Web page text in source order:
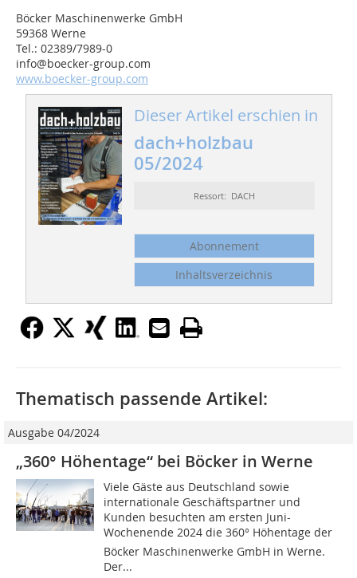
Böcker Maschinenwerke GmbH
59368 Werne
Tel.: 02389/7989-0
info@boecker-group.com
www.boecker-group.com
Dieser Artikel erschien in
dach+holzbau
05/2024
Ressort: DACH
Abonnement
Inhaltsverzeichnis
Thematisch passende Artikel:
Ausgabe 04/2024
„360° Höhentage“ bei Böcker in Werne
Viele Gäste aus Deutschland sowie
internationale Geschäftspartner und
Kunden besuchten am ersten Juni-
Wochenende 2024 die 360° Höhentage der
Böcker Maschinenwerke GmbH in Werne.
Der...